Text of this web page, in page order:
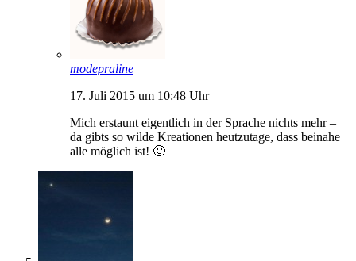
modepraline
17. Juli 2015 um 10:48 Uhr
Mich erstaunt eigentlich in der Sprache nichts mehr –
da gibts so wilde Kreationen heutzutage, dass beinahe
alle möglich ist! 🙂